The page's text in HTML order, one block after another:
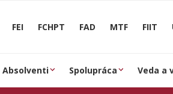
FEI FCHPT FAD MTF FIIT
Absolventi Spolupráca Veda a